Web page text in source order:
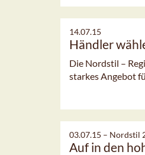
14.07.15
Händler
Die Nordstil –
starkes Angebot
03.07.15 – Nordstil
Auf in den